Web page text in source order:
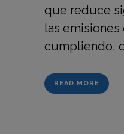
que reduce
las emisiones
cumpliendo,
READ MORE